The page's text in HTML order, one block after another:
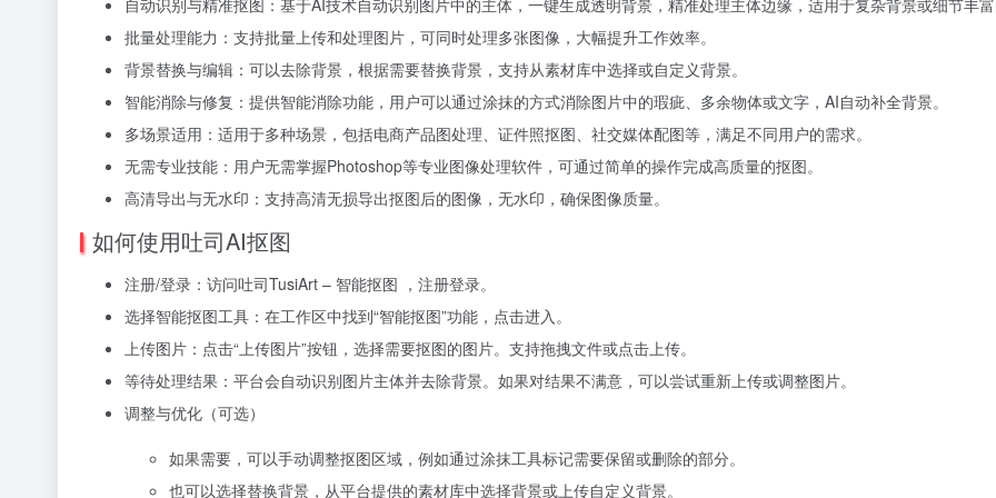
批量处理能力：支持批量上传和处理图片，可同时处理多张图像，大幅提升工作效率。
背景替换与编辑：可以去除背景，根据需要替换背景，支持从素材库中选择或自定义背景。
智能消除与修复：提供智能消除功能，用户可以通过涂抹的方式消除图片中的瑕疵、多余物体或文字，AI自动补全背景。
多场景适用：适用于多种场景，包括电商产品图处理、证件照抠图、社交媒体配图等，满足不同用户的需求。
无需专业技能：用户无需掌握Photoshop等专业图像处理软件，可通过简单的操作完成高质量的抠图。
高清导出与无水印：支持高清无损导出抠图后的图像，无水印，确保图像质量。
如何使用吐司AI抠图
注册/登录：访问吐司TusiArt – 智能抠图 ，注册登录。
选择智能抠图工具：在工作区中找到“智能抠图”功能，点击进入。
上传图片：点击“上传图片”按钮，选择需要抠图的图片。支持拖拽文件或点击上传。
等待处理结果：平台会自动识别图片主体并去除背景。如果对结果不满意，可以尝试重新上传或调整图片。
调整与优化（可选）
如果需要，可以手动调整抠图区域，例如通过涂抹工具标记需要保留或删除的部分。
也可以选择替换背景，从平台提供的素材库中选择背景或上传自定义背景。